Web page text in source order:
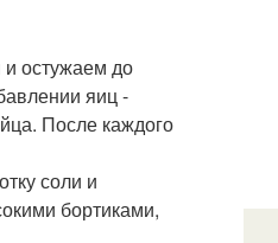
остужаем до
яиц -
После каждого
соли и
бортиками,